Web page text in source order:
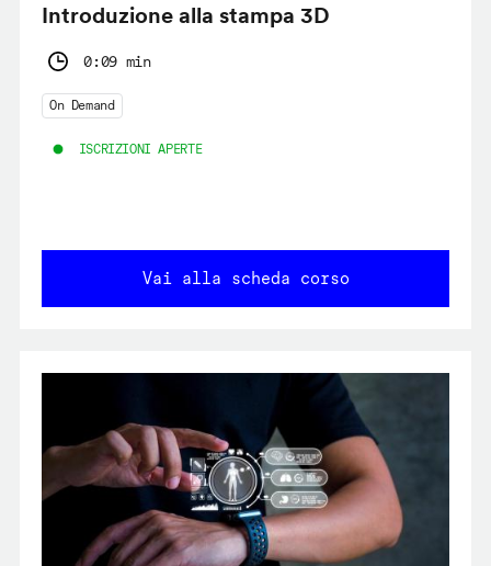
Introduzione alla stampa 3D
0:09 min
On Demand
ISCRIZIONI APERTE
Vai alla scheda corso